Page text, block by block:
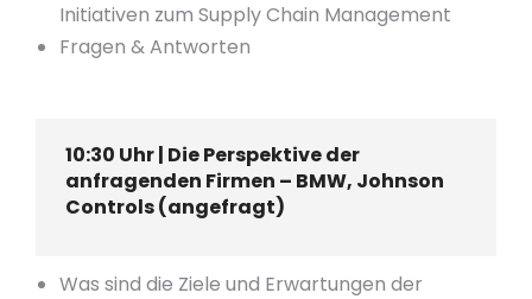
Initiativen zum Supply Chain Management
Fragen & Antworten
10:30 Uhr | Die Perspektive der
anfragenden Firmen – BMW, Johnson
Controls (angefragt)
Was sind die Ziele und Erwartungen der